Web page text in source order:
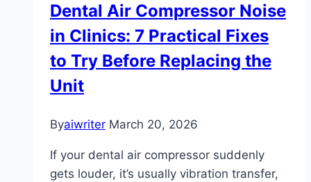
Dental Air Compressor Noise
in Clinics: 7 Practical Fixes
to Try Before Replacing the
Unit
Byaiwriter March 20, 2026
If your dental air compressor suddenly
gets louder, it’s usually vibration transfer,